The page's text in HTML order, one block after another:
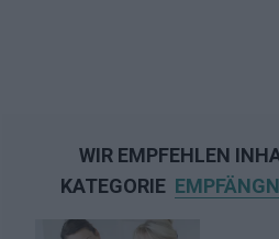
WIR EMPFEHLEN
KATEGORIE